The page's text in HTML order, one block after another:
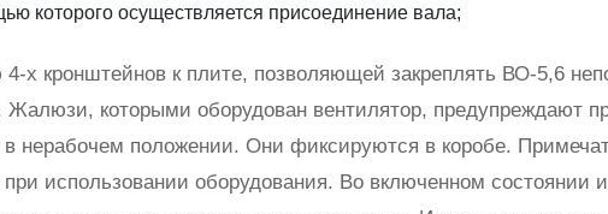
которого осуществляется присоединение вала;
х кронштейнов к плите, позволяющей закреплять ВО-5,6
Жалюзи, которыми оборудован вентилятор, предупреждают
в нерабочем положении. Они фиксируются в коробе.
использовании оборудования. Во включенном